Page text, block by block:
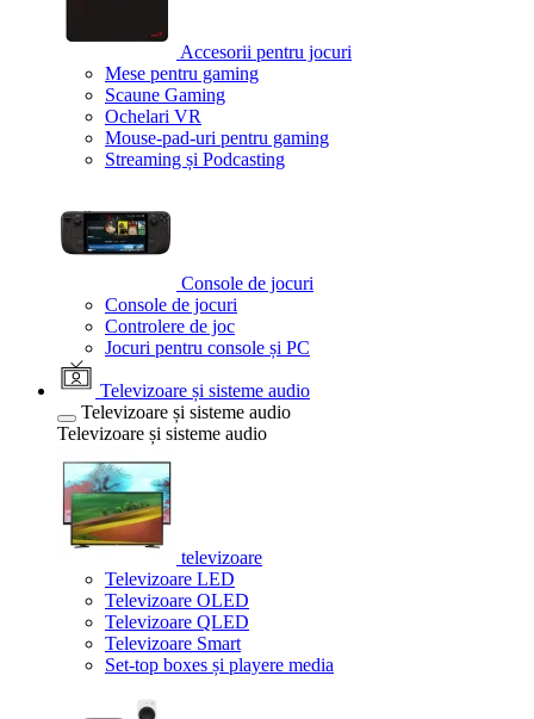
Accesorii pentru jocuri
Mese pentru gaming
Scaune Gaming
Ochelari VR
Mouse-pad-uri pentru gaming
Streaming și Podcasting
Console de jocuri
Console de jocuri
Controlere de joc
Jocuri pentru console și PC
Televizoare și sisteme audio
Televizoare și sisteme audio
Televizoare și sisteme audio
televizoare
Televizoare LED
Televizoare OLED
Televizoare QLED
Televizoare Smart
Set-top boxes și playere media